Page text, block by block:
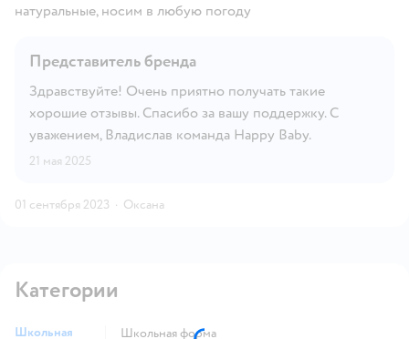
натуральные, носим в любую погоду
Представитель бренда
Здравствуйте! Очень приятно получать такие
хорошие отзывы. Спасибо за вашу поддержку. С
уважением, Владислав команда Happy Baby.
21 мая 2025
01 сентября 2023 · Оксана
Категории
Школьная
Школьная форма